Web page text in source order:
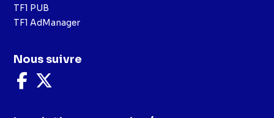
TF1 PUB
TF1 AdManager
Nous suivre
Nous
suivre